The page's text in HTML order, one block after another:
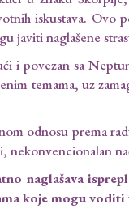
iskustava.
javiti naglašene
i povezan sa
temama, uz
odnosu prema
nekonvencionalan
naglašava
koje mogu